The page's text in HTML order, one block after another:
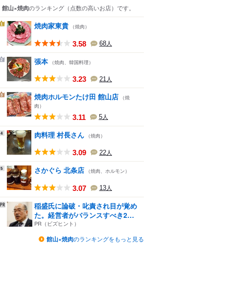
館山×焼肉のランキング （点数の高いお店） です。
1 焼肉家東貴 （焼肉）
3.58 68人
2 張本 （焼肉、韓国料理）
3.23 21 人
3 焼肉ホルモンたけ田 館山店 （焼
肉）
3.11 5人
4 肉料理 村長さん （焼肉）
3.09 22人
5 さかぐら 北条店 （焼肉、ホルモン）
3.07 13人
稲盛氏に論破・叱責され目が覚め
た。経営者がバランスすべき2
つ...
PR（ビズヒント）
館山×焼肉のランキングをもっと見る